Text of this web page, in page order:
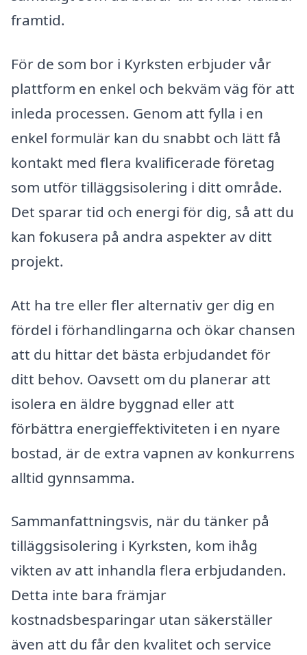
framtid.
För de som bor i Kyrksten erbjuder vår
plattform en enkel och bekväm väg för att
inleda processen. Genom att fylla i en
enkel formulär kan du snabbt och lätt få
kontakt med flera kvalificerade företag
som utför tilläggsisolering i ditt område.
Det sparar tid och energi för dig, så att du
kan fokusera på andra aspekter av ditt
projekt.
Att ha tre eller fler alternativ ger dig en
fördel i förhandlingarna och ökar chansen
att du hittar det bästa erbjudandet för
ditt behov. Oavsett om du planerar att
isolera en äldre byggnad eller att
förbättra energieffektiviteten i en nyare
bostad, är de extra vapnen av konkurrens
alltid gynnsamma.
Sammanfattningsvis, när du tänker på
tilläggsisolering i Kyrksten, kom ihåg
vikten av att inhandla flera erbjudanden.
Detta inte bara främjar
kostnadsbesparingar utan säkerställer
även att du får den kvalitet och service